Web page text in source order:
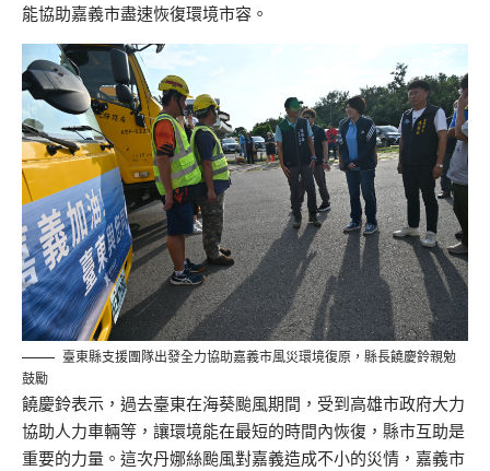
能協助嘉義市盡速恢復環境市容。
臺東縣支援團隊出發全力協助嘉義市風災環境復原，縣長饒慶鈴親勉
鼓勵
饒慶鈴表示，過去臺東在海葵颱風期間，受到高雄市政府大力
協助人力車輛等，讓環境能在最短的時間內恢復，縣市互助是
重要的力量。這次丹娜絲颱風對嘉義造成不小的災情，嘉義市